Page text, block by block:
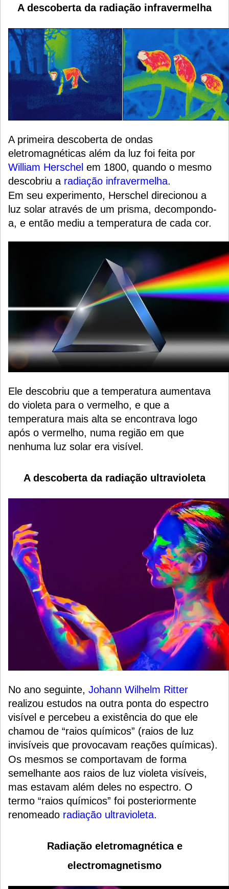
A descoberta da radiação infravermelha
A primeira descoberta de ondas
eletromagnéticas além da luz foi feita por
William Herschel em 1800, quando o mesmo
descobriu a radiação infravermelha.
Em seu experimento, Herschel direcionou a
luz solar através de um prisma, decompondo-
a, e então mediu a temperatura de cada cor.
Ele descobriu que a temperatura aumentava
do violeta para o vermelho, e que a
temperatura mais alta se encontrava logo
após o vermelho, numa região em que
nenhuma luz solar era visível.
A descoberta da radiação ultravioleta
No ano seguinte, Johann Wilhelm Ritter
realizou estudos na outra ponta do espectro
visível e percebeu a existência do que ele
chamou de “raios químicos” (raios de luz
invisíveis que provocavam reações químicas).
Os mesmos se comportavam de forma
semelhante aos raios de luz violeta visíveis,
mas estavam além deles no espectro. O
termo “raios químicos” foi posteriormente
renomeado radiação ultravioleta.
Radiação eletromagnética e
electromagnetismo